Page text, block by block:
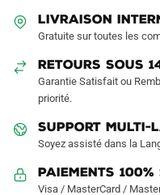
choisies
la
page
produit
LIVRAISON
Gratuite sur toutes les
RETOURS SOUS
Garantie Satisfait ou
priorité.
SUPPORT MULTI-
Soyez assisté dans la
Paiements
Visa / MasterCard /